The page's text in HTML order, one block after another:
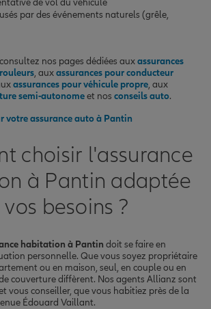
par des événements naturels (grêle,
nos pages dédiées auxassurances
, auxassurances pour conducteur
assurances pour véhicule propre, aux
semi-autonomeet nos conseils auto.
votre assurance auto à Pantin
choisir l'assurance
à Pantin adaptée
vos besoins ?
habitation à Pantin doit se faire en
personnelle. Que vous soyez propriétaire
ou en maison, seul, en couple ou en
couverture diffèrent. Nos agents Allianz sont
vous conseiller, que vous habitiez près de la
Édouard Vaillant.